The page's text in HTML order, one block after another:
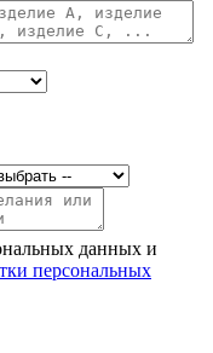
данных и
персональных